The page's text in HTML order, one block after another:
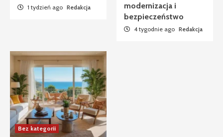
1 tydzień ago Redakcja
modernizacja i
bezpieczeństwo
4 tygodnie ago Redakcja
Bez kategorii